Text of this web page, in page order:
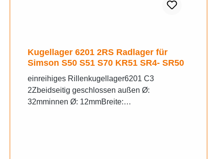
Kugellager 6201 2RS Radlager für
Simson S50 S51 S70 KR51 SR4- SR50
einreihiges Rillenkugellager6201 C3
2Zbeidseitig geschlossen außen Ø:
32mminnen Ø: 12mmBreite: